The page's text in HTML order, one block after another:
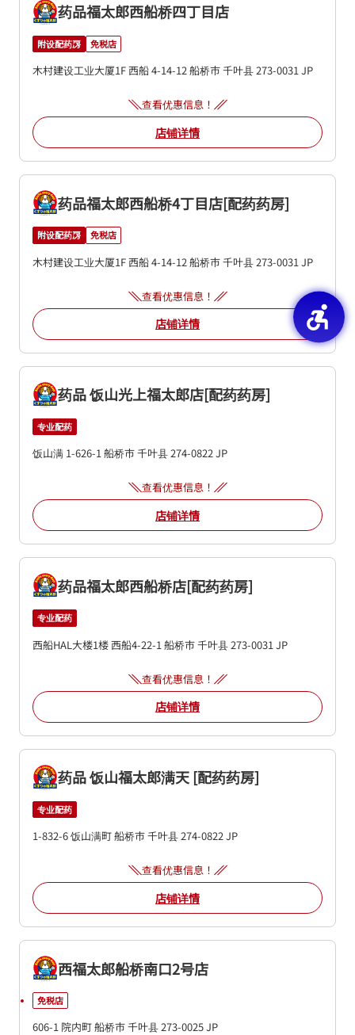
药品福太郎西船桥四丁目店
附设配药房 免税店
木村建设工业大厦1F西船 4-14-12船桥市千叶县273-0031JP
查看优惠信息！
店铺详情
药品福太郎西船桥4丁目店[配药药房]
附设配药房 免税店
木村建设工业大厦1F西船 4-14-12 船桥市千叶县273-0031 JP
查看优惠信息！
店铺详情
药品 饭山光上福太郎店[配药药房]
专业配药
饭山满 1-626-1船桥市千叶县274-0822JP
查看优惠信息！
店铺详情
药品福太郎西船桥店[配药药房]
专业配药
西船HAL大楼1楼西船4-22-1 船桥市千叶县273-0031 JP
查看优惠信息！
店铺详情
药品 饭山福太郎满天 [配药药房]
专业配药
1-832-6 饭山满町船桥市千叶县274-0822JP
查看优惠信息！
店铺详情
西福太郎船桥南口2号店
免税店
606-1 院内町船桥市千叶县273-0025JP